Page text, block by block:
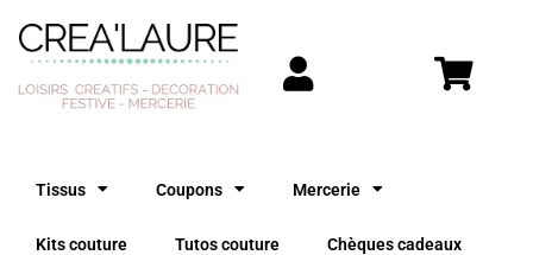
contenu
Tissus Coupons Mercerie
Kits couture Tutos couture Chèques cadeaux